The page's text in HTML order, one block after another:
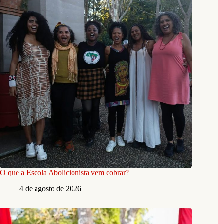
O que a Escola Abolicionista vem cobrar?
4 de agosto de 2026